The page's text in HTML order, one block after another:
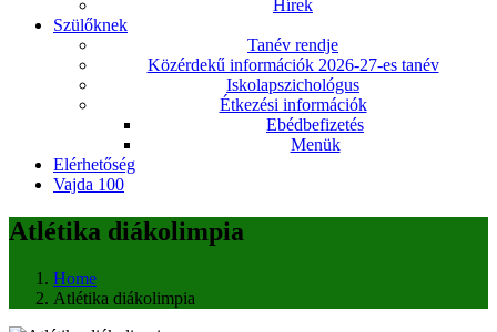
Hírek
Szülőknek
Tanév rendje
Közérdekű információk 2026-27-es tanév
Iskolapszichológus
Étkezési információk
Ebédbefizetés
Menük
Elérhetőség
Vajda 100
Atlétika diákolimpia
Home
Atlétika diákolimpia